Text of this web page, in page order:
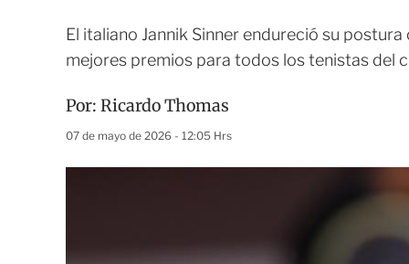
El italiano Jannik Sinner endureció su
mejores premios para todos los tenistas del
Por: Ricardo Thomas
07 de mayo de 2026 - 12:05 Hrs